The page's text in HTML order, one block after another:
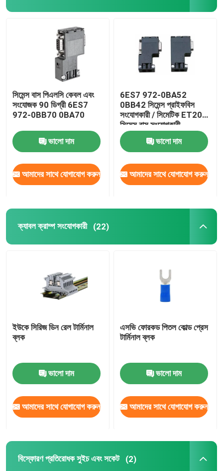
কারখানা ভ্রমণ
যোগাযোগ করুন
উদ্ধৃতির জন্য আবেদন
শিল্প অটোমেশন পণ্য
পিএলসি CPU মডিউল
পিএলসি তারগুলি এবং সংযোজকগুলির
ক্যাবল ক্রাম্প সংযোগকারী
বৈদ্যুতিক যোগাযোগকারী সুইচ
মোটর সার্কিট ব্রেকার
প্রক্সিমিটি সেন্সর সুইচ
পুশ বোতাম বৈদ্যুতিক সুইচ
সিমেন্স বাস পিএলসি কেবল এবং
সংযোজক 90 ডিগ্রী 6ES7
972-0BB70 0BA70
ভালো দাম
আমাদের সাথে যোগাযোগ করুন
6ES7 972-0BA52
0BB42 সিমেন্স প্রাইফবিস
সংযোগকারী / সিমেটিক ET200
সিমেন্স বাস সংযোগকারী
ভালো দাম
আমাদের সাথে যোগাযোগ করুন
ক্যাবল ক্রাম্প সংযোগকারী (22)
ইউকে সিরিজ ডিন রেল টার্মিনাল
ব্লক
ভালো দাম
আমাদের সাথে যোগাযোগ করুন
এসভি ফোরকড পিতল কোল্ড প্রেস
টার্মিনাল ব্লক
ভালো দাম
আমাদের সাথে যোগাযোগ করুন
বিস্ফোরণ প্রতিরোধক সুইচ এবং সকেট (2)